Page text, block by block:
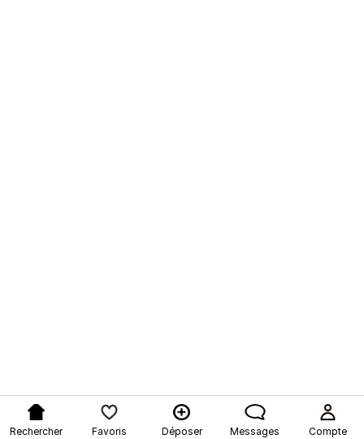
Rechercher Favoris Déposer Messages Compte